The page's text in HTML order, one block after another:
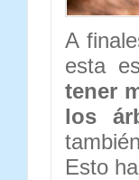
A
esta
tener
los
Esto